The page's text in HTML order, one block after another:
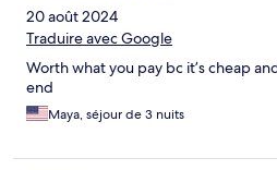
20 août 2024
Traduire avec Google
Worth what you pay bc it’s cheap
end
Maya, séjour de 3 nuits